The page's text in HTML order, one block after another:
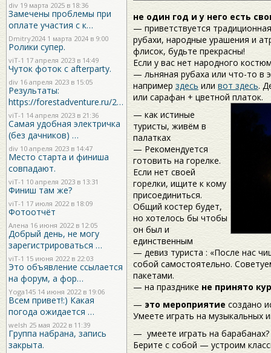
div 19 марта 2025 в 18:36
Замечены проблемы при
оплате участия с к…
Dmitry2024 1 марта 2024 в 9:00
Ролики супер.
viT-1 17 апреля 2023 в 14:49
Чуток фоток с afterparty.
div 16 апреля 2023 в 15:05
Результаты:
https://forestadventure.ru/2…
viT-1 14 апреля 2023 в 21:36
Самая удобная электричка
(без дачников) …
div 10 апреля 2023 в 14:47
Место старта и финиша
совпадают.
viT-1 10 апреля 2023 в 13:31
Финиш там же?
viT-1 17 июля 2022 в 18:09
Фотоотчёт
Алена 16 июня 2022 в 12:05
Добрый день, не могу
зарегистрироваться …
viT-1 15 июня 2022 в 22:03
Это объявление ссылается
на форум, а фор…
Yoga145 14 июня 2022 в 19:06
Всем привет!:) Какая
погода ожидается …
welsh 25 мая 2022 в 11:39
Группа набрана, запись
закрыта.
не один год и у него есть
— приветствуется
рубахи, народные урашения и
флисок, будьте прекрасны!
Если у вас нет народного
— льняная рубаха или что-то в
например здесь или вот здесь.
или сарафан + цветной платок.
— как истиные
туристы, живём в
палатках
— Рекомендуется
готовить на горелке.
Если нет своей
горелки, ищите к кому
присоединиться.
Общий костер будет,
но хотелось бы чтобы
он был и
единственным
— девиз туриста : «После нас
собой самостоятельно.
пакетами.
— на празднике не принято
— это мероприятие создано
Умеете играть на музыкальных
— умеете играть на
Берите с собой — устроим